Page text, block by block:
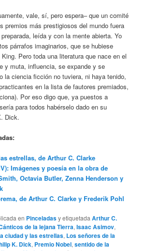
vale, sí, pero espera– que un comité
premios más prestigiosos del mundo fuera
leída y con la mente abierta. Yo
párrafos imaginarios, que se hubiese
Pero toda una literatura que nace en el
y muta, influencia, se expande y se
la ciencia ficción no tuviera, ni haya tenido,
en la lista de fautores premiados,
Por eso digo que, ya puestos a
para todos habérselo dado en su
Dick.
estrellas, de Arthur C. Clarke
Imágenes y poesía en la obra de
Octavia Butler, Zenna Henderson y
de Arthur C. Clarke y Frederik Pohl
en Pinceladasy etiquetadaArthur C.
de la lejana Tierra,Isaac Asimov,
ciudad y las estrellas, Los señores de la
K. Dick, Premio Nobel,sentido de la